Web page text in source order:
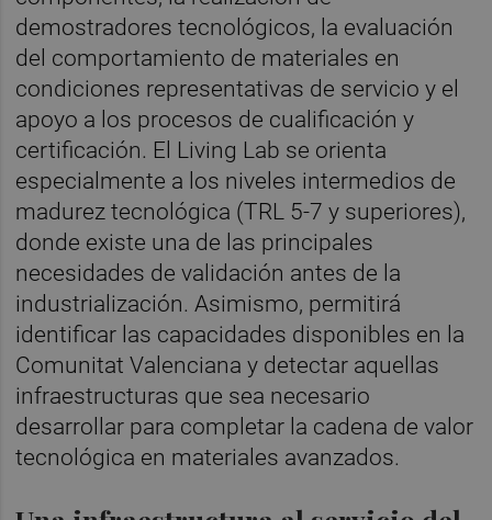
demostradores tecnológicos, la evaluación
del comportamiento de materiales en
condiciones representativas de servicio y el
apoyo a los procesos de cualificación y
certificación. El Living Lab se orienta
especialmente a los niveles intermedios de
madurez tecnológica (TRL 5-7 y superiores),
donde existe una de las principales
necesidades de validación antes de la
industrialización. Asimismo, permitirá
identificar las capacidades disponibles en la
Comunitat Valenciana y detectar aquellas
infraestructuras que sea necesario
desarrollar para completar la cadena de valor
tecnológica en materiales avanzados.